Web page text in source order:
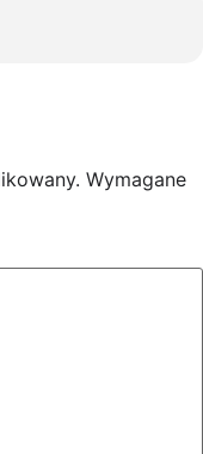
Wymagane